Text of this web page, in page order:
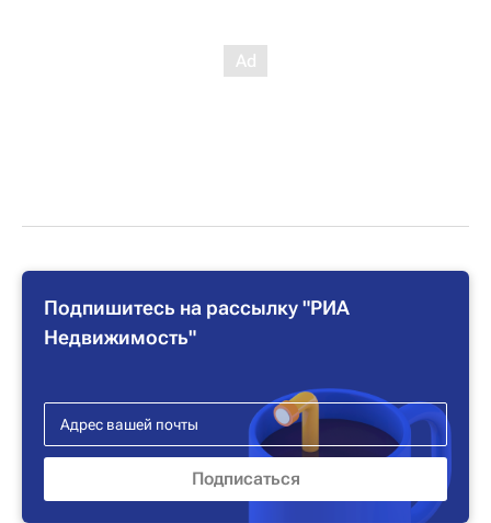
Подпишитесь на рассылку "РИА
Недвижимость"